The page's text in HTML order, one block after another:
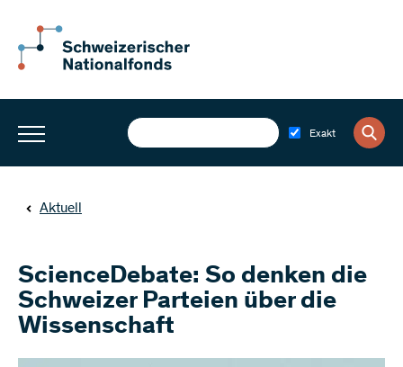
Exakt
Aktuell
ScienceDebate: So denken die
Schweizer Parteien über die
Wissenschaft